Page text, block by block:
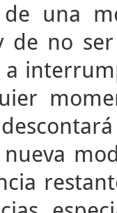
una
de no